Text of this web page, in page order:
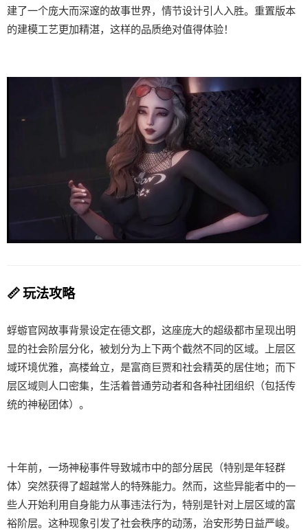
建了一个庞大而深邃的故事世界，情节设计引人入胜。重置版本
的建模工艺更加精湛，这样的品质绝对值得体验！
📏 玩法攻略
蜉蝣官网故事背景设定在德文郡，这座庞大的超级都市呈现出明
显的社会阶层分化，被划分为上下两个截然不同的区域。上层区
域环境优雅，高楼耸立，是富商巨贾和社会精英的居住地；而下
层区域则人口密集，生活着普通劳动者和各种社团组织（包括传
统的神秘团体）。
十年前，一场神秘事件导致城市中的部分居民（特别是年轻群
体）突然获得了超越常人的特殊能力。然而，这些异能者中的一
些人开始利用自身能力从事违法行为，特别是针对上层区域的富
裕阶层。这种现象引发了社会秩序的动荡，治安形势日益严峻。